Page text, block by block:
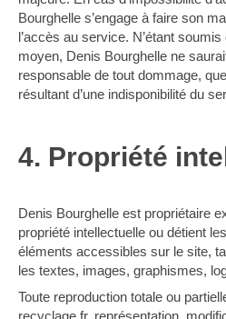
Bourghelle s’engage à faire son
l’accès au service. N’étant soumis
moyen, Denis Bourghelle ne
responsable de tout dommage,
résultant d’une indisponibilité du
4. Propriété
Denis Bourghelle est propriétaire
propriété intellectuelle ou détient
éléments accessibles sur le site,
les textes, images, graphismes,
Toute reproduction totale ou
recyclage.fr, représentation,